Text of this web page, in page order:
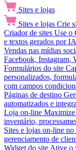
Sites e lojas
Sites e lojas Crie
Criador de sites Use o
e textos gerados por
Vendas nas mídias
Facebook, Instagram,
Formulários do site
personalizados,
com campos
Páginas de destino
automatizados e
Loja on-line Maximize
inventário,
Sites e lojas on-line
gerenciamento de
Widget do site Ative o